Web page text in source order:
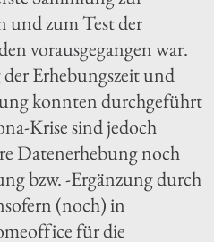
und zum Test der
vorausgegangen war.
Erhebungszeit und
konnten durchgeführt
Krise sind jedoch
Datenerhebung noch
bzw. -Ergänzung durch
(noch) in
für die